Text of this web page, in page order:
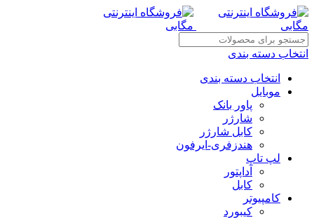
انتخاب دسته بندی
انتخاب دسته بندی
موبایل
پاور بانک
شارژر
کابل شارژر
هندزفری-ایرفون
لپ تاپ
آداپتور
کابل
کامپیوتر
کیبورد